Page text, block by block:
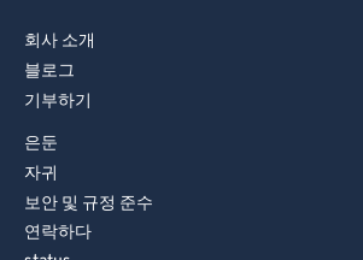
회사 소개
블로그
기부하기
은둔
자귀
보안 및 규정 준수
연락하다